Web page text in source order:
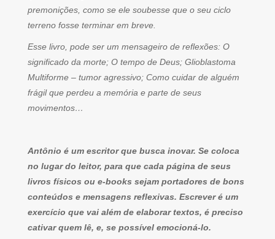
premonições, como se ele soubesse que o seu ciclo
terreno fosse terminar em breve.
Esse livro, pode ser um mensageiro de reflexões: O
significado da morte; O tempo de Deus; Glioblastoma
Multiforme – tumor agressivo; Como cuidar de alguém
frágil que perdeu a memória e parte de seus
movimentos…
Antônio é um escritor que busca inovar. Se coloca
no lugar do leitor, para que cada página de seus
livros físicos ou e-books sejam portadores de bons
conteúdos e mensagens reflexivas. Escrever é um
exercício que vai além de elaborar textos, é preciso
cativar quem lê, e, se possível emocioná-lo.